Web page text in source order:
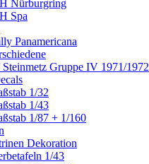
Nürburgring
Spa
Panamericana
Gruppe IV 1971/1972
1/32
1/43
1/87 + 1/160
Dekoration
1/43